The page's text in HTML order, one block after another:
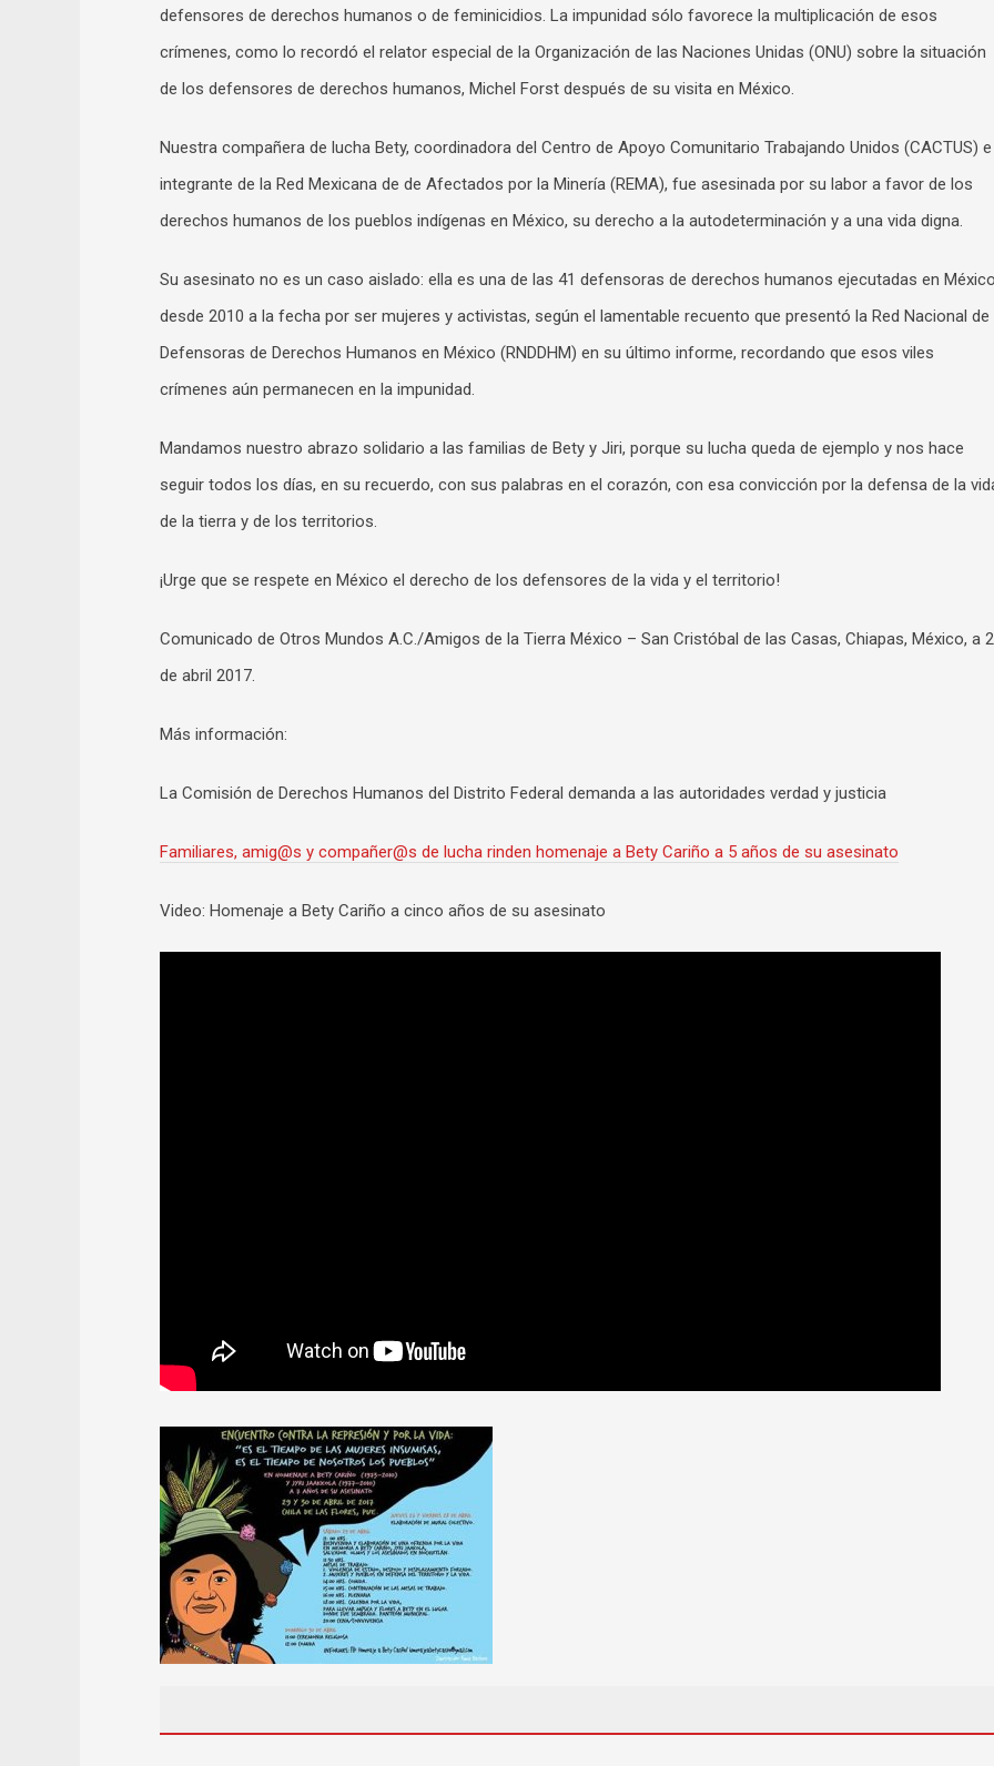
defensores de derechos humanos o de feminicidios. La impunidad sólo favorece la multiplicación de esos
crímenes, como lo recordó el relator especial de la Organización de las Naciones Unidas (ONU) sobre la situación
de los defensores de derechos humanos, Michel Forst después de su visita en México.
Nuestra compañera de lucha Bety, coordinadora del Centro de Apoyo Comunitario Trabajando Unidos (CACTUS) e
integrante de la Red Mexicana de de Afectados por la Minería (REMA), fue asesinada por su labor a favor de los
derechos humanos de los pueblos indígenas en México, su derecho a la autodeterminación y a una vida digna.
Su asesinato no es un caso aislado: ella es una de las 41 defensoras de derechos humanos ejecutadas en México
desde 2010 a la fecha por ser mujeres y activistas, según el lamentable recuento que presentó la Red Nacional de
Defensoras de Derechos Humanos en México (RNDDHM) en su último informe, recordando que esos viles
crímenes aún permanecen en la impunidad.
Mandamos nuestro abrazo solidario a las familias de Bety y Jiri, porque su lucha queda de ejemplo y nos hace
seguir todos los días, en su recuerdo, con sus palabras en el corazón, con esa convicción por la defensa de la
de la tierra y de los territorios.
¡Urge que se respete en México el derecho de los defensores de la vida y el territorio!
Comunicado de Otros Mundos A.C./Amigos de la Tierra México – San Cristóbal de las Casas, Chiapas, México, a
de abril 2017.
Más información:
La Comisión de Derechos Humanos del Distrito Federal demanda a las autoridades verdad y justicia
Familiares, amig@s y compañer@s de lucha rinden homenaje a Bety Cariño a 5 años de su asesinato
Video: Homenaje a Bety Cariño a cinco años de su asesinato